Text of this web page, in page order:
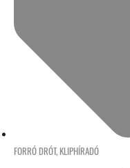
FORRÓ DRÓT, KLIPHÍRADÓ